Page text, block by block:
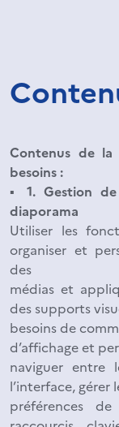
Contenus de
besoins :
▪ 1. Gestion
diaporama
Utiliser les
organiser et
des
médias et
des supports
besoins de
d’affichage et
naviguer entre
l’interface, gérer
préférences